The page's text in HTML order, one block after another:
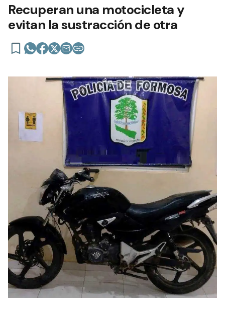
Recuperan una motocicleta y
evitan la sustracción de otra